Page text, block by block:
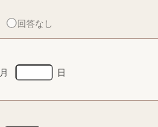
回答なし
月 日